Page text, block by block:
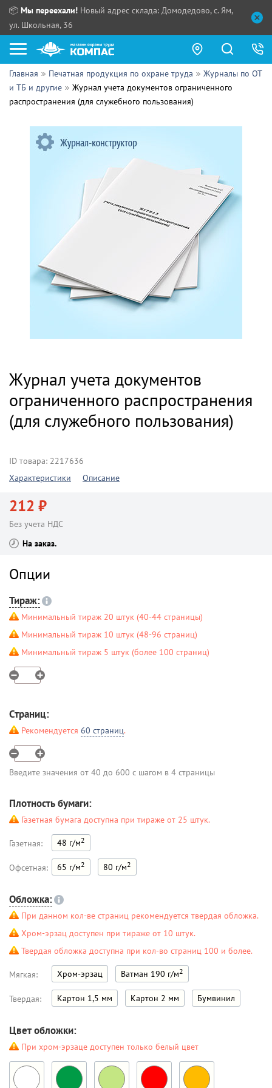
📦 Мы переехали! Новый адрес склада: Домодедово, с. Ям,
ул. Школьная, 36
Как купить?
Прайс-листы
Сотрудничество
ПН - ЧТ:
Выдача продукции:
Главная Печатная продукция по охране труда
Журналы по ОТ
и ТБ и другие
Журнал учета документов ограниченного
распространения (для служебного пользования)
Журнал учета документов
ограниченного распространения
(для служебного пользования)
ID товара: 2217636
Характеристики
Описание
212 ₽
Без учета НДС
На заказ
Опции
Тираж:
Минимальный тираж 20 штук (40-44 страницы)
Минимальный тираж 10 штук (48-96 страниц)
Минимальный тираж 5 штук (более 100 страниц)
Страниц:
Рекомендуется 60 страниц.
Введите значения от 40 до 600 с шагом в 4 страницы
Плотность бумаги:
Газетная бумага доступна при тираже от 25 штук.
Газетная: 48 г/м2
Офсетная: 65 г/м2 80 г/м2
Обложка:
При данном кол-ве страниц рекомендуется твердая обложка.
Хром-эрзац доступен при тираже от 10 штук.
Твердая обложка доступна при кол-во страниц 100 и более.
Мягкая: Хром-эрзац Ватман 190 г/м2
Твердая: Картон 1,5 мм Картон 2 мм Бумвинил
Цвет обложки:
При хром-эрзаце доступен только белый цвет